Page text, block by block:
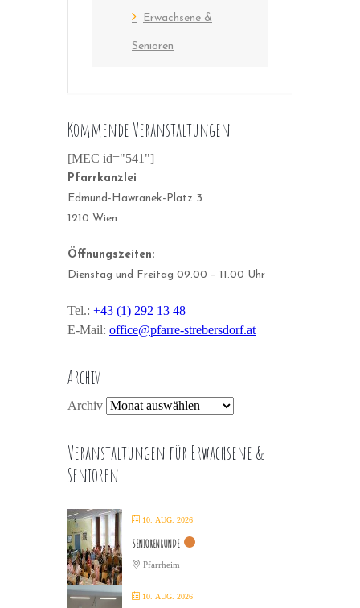
Erwachsene &
Senioren
Kommende Veranstaltungen
[MEC id="541"]
Pfarrkanzlei
Edmund-Hawranek-Platz 3
1210 Wien
Öffnungszeiten:
Dienstag und Freitag 09.00 – 11.00 Uhr
Tel.: +43 (1) 292 13 48
E-Mail: office@pfarre-strebersdorf.at
Archiv
Archiv
Veranstaltungen für Erwachsene &
Senioren
10. AUG. 2026
SENIORENRUNDE
Pfarrheim
10. AUG. 2026